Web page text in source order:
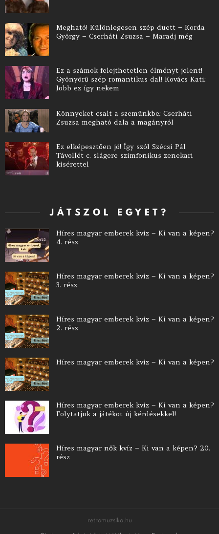
Megható! Különlegesen szép duett – Korda
György – Cserháti Zsuzsa – Maradj még
Ez a számok felejthetetlen élményt jelent!
Gyönyörű szép romantikus dal! Kovács Kati:
Jobb ez így nekem
Könnyeket csalt a szemünkbe: Cserháti
Zsuzsa megható dala a magányról
Ez elképesztően jó! Így szól Szécsi Pál
Távollét c. slágere szimfonikus zenekari
kísérettel
JÁTSZOL EGYET?
Híres magyar emberek kvíz – Ki van a képen?
4. rész
Híres magyar emberek kvíz – Ki van a képen?
3. rész
Híres magyar emberek kvíz – Ki van a képen?
2. rész
Híres magyar emberek kvíz – Ki van a képen?
Híres magyar emberek kvíz – Ki van a képen?
Folytatjuk a játékot új kérdésekkel!
Híres magyar nők kvíz – Ki van a képen? 20.
rész
retromuzsika.hu